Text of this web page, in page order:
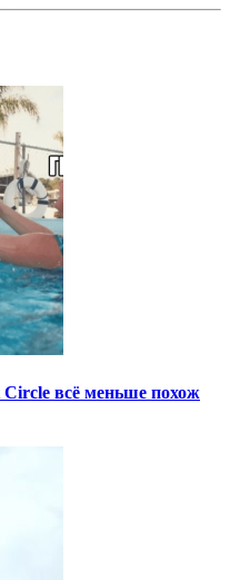
Circle всё меньше похож